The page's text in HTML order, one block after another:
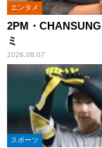
エンタメ
2PM・
ミ
2026.08.07
スポーツ